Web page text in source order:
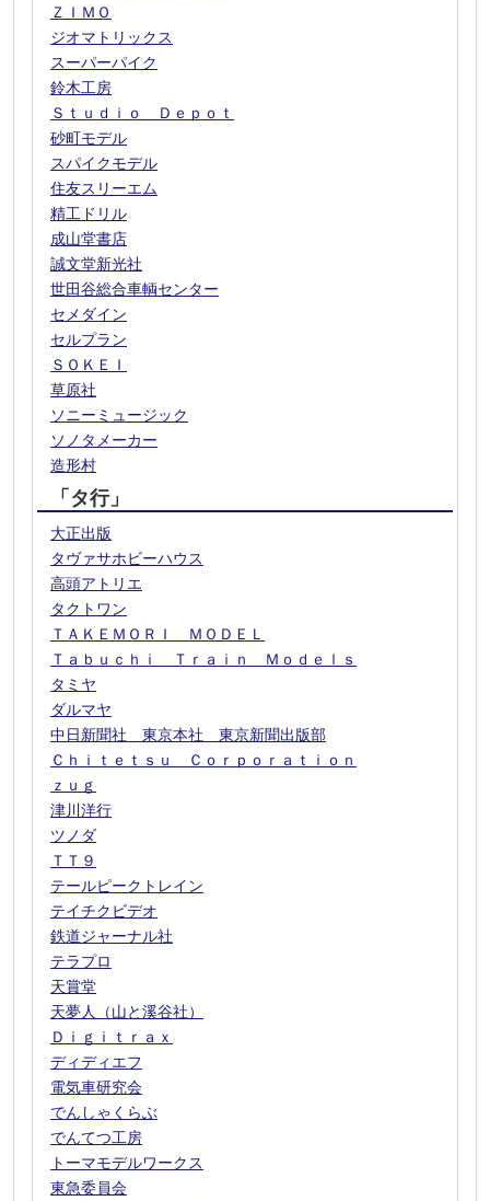
ＺＩＭＯ
ジオマトリックス
スーパーパイク
鈴木工房
Ｓｔｕｄｉｏ Ｄｅｐｏｔ
砂町モデル
スパイクモデル
住友スリーエム
精工ドリル
成山堂書店
誠文堂新光社
世田谷総合車輌センター
セメダイン
セルプラン
ＳＯＫＥＩ
草原社
ソニーミュージック
ソノタメーカー
造形村
「タ行」
大正出版
タヴァサホビーハウス
高頭アトリエ
タクトワン
ＴＡＫＥＭＯＲＩ ＭＯＤＥＬ
Ｔａｂｕｃｈｉ Ｔｒａｉｎ Ｍｏｄｅｌｓ
タミヤ
ダルマヤ
中日新聞社 東京本社 東京新聞出版部
Ｃｈｉｔｅｔｓｕ Ｃｏｒｐｏｒａｔｉｏｎ
ｚｕｇ
津川洋行
ツノダ
ＴＴ９
テールピークトレイン
テイチクビデオ
鉄道ジャーナル社
テラプロ
天賞堂
天夢人（山と溪谷社）
Ｄｉｇｉｔｒａｘ
ディディエフ
電気車研究会
でんしゃくらぶ
でんてつ工房
トーマモデルワークス
東急委員会